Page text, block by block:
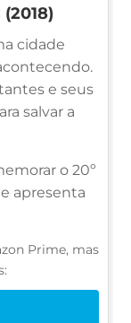
cidade
e seus
salvar a
o 20º
apresenta
Prime, mas